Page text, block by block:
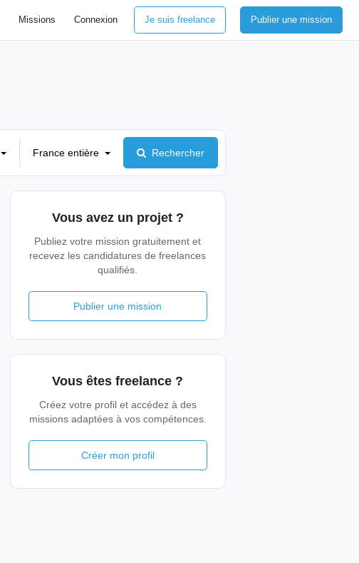
Missions Connexion Je suis freelance Publier une mission
France entière Rechercher
Vous avez un projet ?
Publiez votre mission gratuitement et
recevez les candidatures de freelances
qualifiés.
Publier une mission
Vous êtes freelance ?
Créez votre profil et accédez à des
missions adaptées à vos compétences.
Créer mon profil